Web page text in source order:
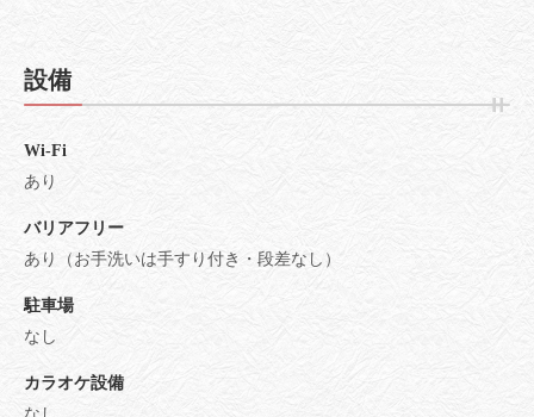
設備
Wi-Fi
あり
バリアフリー
あり（お手洗いは手すり付き・段差なし）
駐車場
なし
カラオケ設備